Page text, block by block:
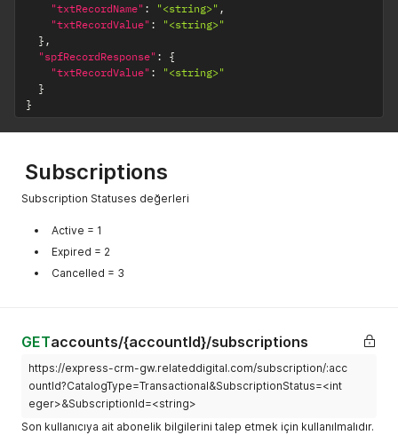
"txtRecordName" : "<string>" ,
"txtRecordValue" :
"<string>"
} ,
"spfRecordResponse" :
{
"txtRecordValue" :
"<string>"
}
}
Subscriptions
Subscription Statuses değerleri
Active = 1
Expired = 2
Cancelled = 3
GETaccounts/{accountId}/subscriptions
https://express-crm-gw.relateddigital.com/subscription/:acc
ountId?CatalogType=Transactional&SubscriptionStatus=<int
eger>&SubscriptionId=<string>
Son kullanıcıya ait abonelik bilgilerini talep etmek için kullanılmalıdır.